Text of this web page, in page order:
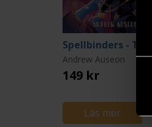
Andrew Auseon
149 kr
Läs mer